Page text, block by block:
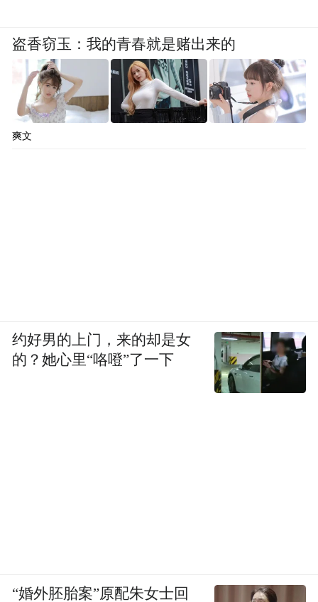
盗香窃玉：我的青春就是赌出来的
爽文
约好男的上门，来的却是女
的？她心里“咯噔”了一下
“婚外胚胎案”原配朱女士回